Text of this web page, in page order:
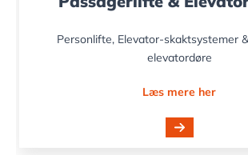
Personlifte, Elevator-skaktsystemer
elevatordøre
Læs mere her